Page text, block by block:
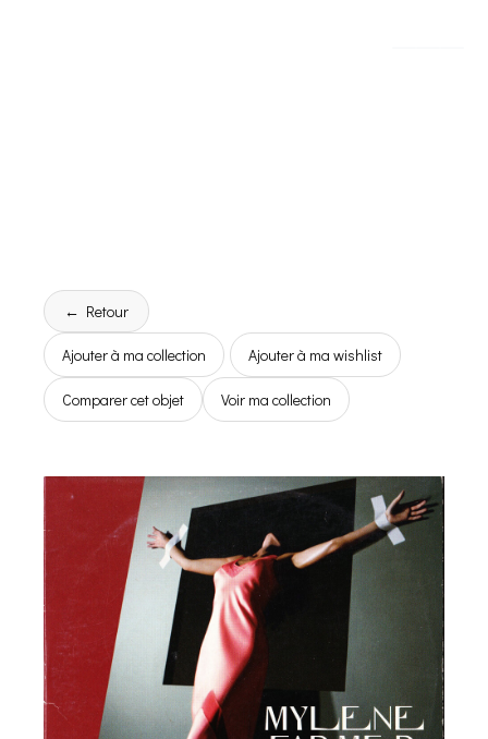
← Retour
Ajouter à ma collection Ajouter à ma wishlist
Comparer cet objet Voir ma collection